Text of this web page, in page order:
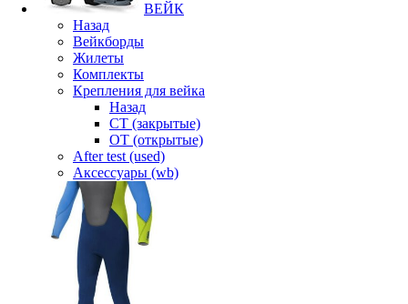
ВЕЙК
Назад
Вейкборды
Жилеты
Комплекты
Крепления для вейка
Назад
CT (закрытые)
OT (открытые)
After test (used)
Аксессуары (wb)